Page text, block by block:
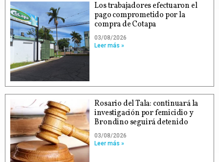
Los trabajadores efectuaron el
pago comprometido por la
compra de Cotapa
03/08/2026
Leer más »
Rosario del Tala: continuará la
investigación por femicidio y
Brondino seguirá detenido
03/08/2026
Leer más »